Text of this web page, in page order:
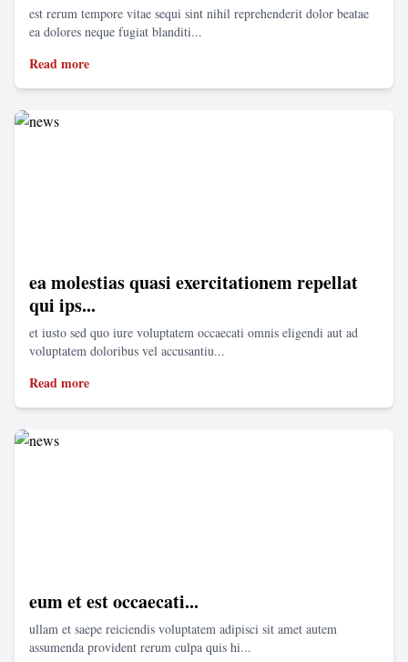
est rerum tempore vitae sequi sint nihil reprehenderit dolor beatae
ea dolores neque fugiat blanditi...
Read more
ea molestias quasi exercitationem repellat
qui ips...
et iusto sed quo iure voluptatem occaecati omnis eligendi aut ad
voluptatem doloribus vel accusantiu...
Read more
eum et est occaecati...
ullam et saepe reiciendis voluptatem adipisci sit amet autem
assumenda provident rerum culpa quis hi...